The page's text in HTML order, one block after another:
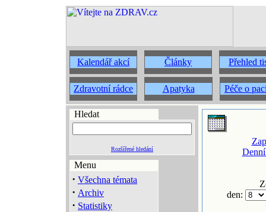
Kalendář akcí Články Přehled
Zdravotní rádce Apatyka Péče o
Hledat
Rozšířené hledání
Menu
· Všechna témata
· Archiv
· Statistiky
den: